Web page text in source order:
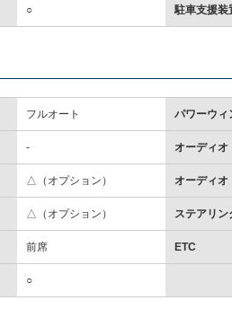
○ 駐車支援装
フルオート パワーウィ
- オーディオ
△（オプション） オーディオ
△（オプション） ステアリン
前席 ETC
○